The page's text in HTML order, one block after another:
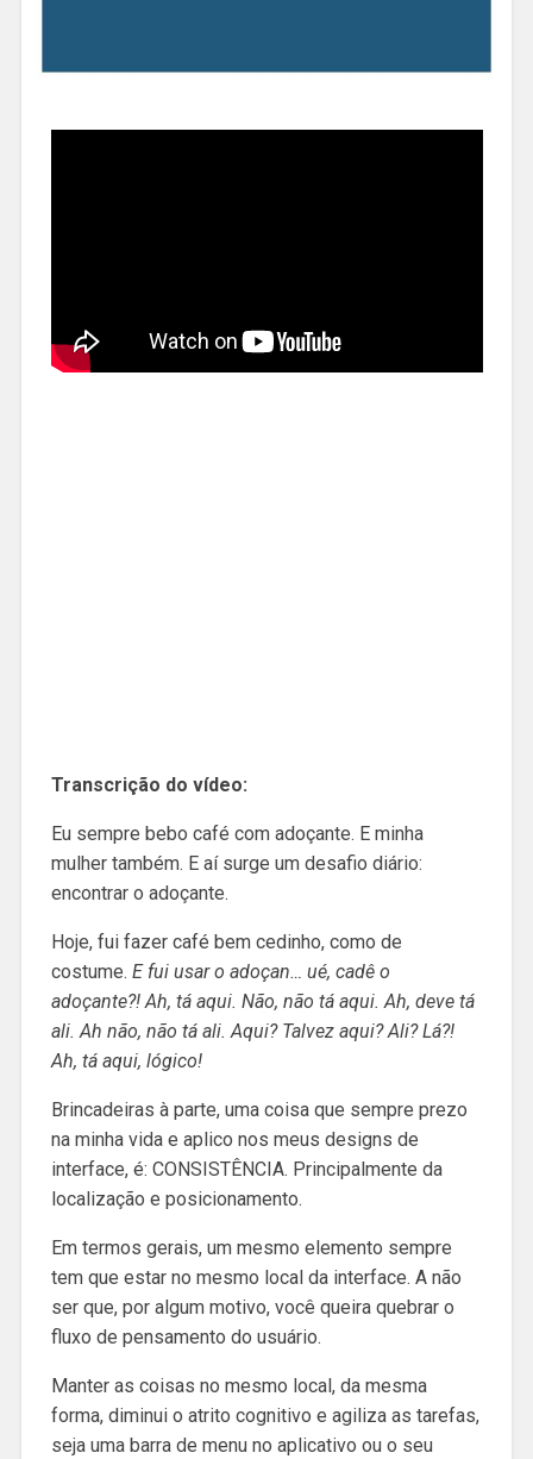
Transcrição do vídeo:
Eu sempre bebo café com adoçante. E minha
mulher também. E aí surge um desafio diário:
encontrar o adoçante.
Hoje, fui fazer café bem cedinho, como de
costume. E fui usar o adoçan… ué, cadê o
adoçante?! Ah, tá aqui. Não, não tá aqui. Ah, deve tá
ali. Ah não, não tá ali. Aqui? Talvez aqui? Ali? Lá?!
Ah, tá aqui, lógico!
Brincadeiras à parte, uma coisa que sempre prezo
na minha vida e aplico nos meus designs de
interface, é: CONSISTÊNCIA. Principalmente da
localização e posicionamento.
Em termos gerais, um mesmo elemento sempre
tem que estar no mesmo local da interface. A não
ser que, por algum motivo, você queira quebrar o
fluxo de pensamento do usuário.
Manter as coisas no mesmo local, da mesma
forma, diminui o atrito cognitivo e agiliza as tarefas,
seja uma barra de menu no aplicativo ou o seu